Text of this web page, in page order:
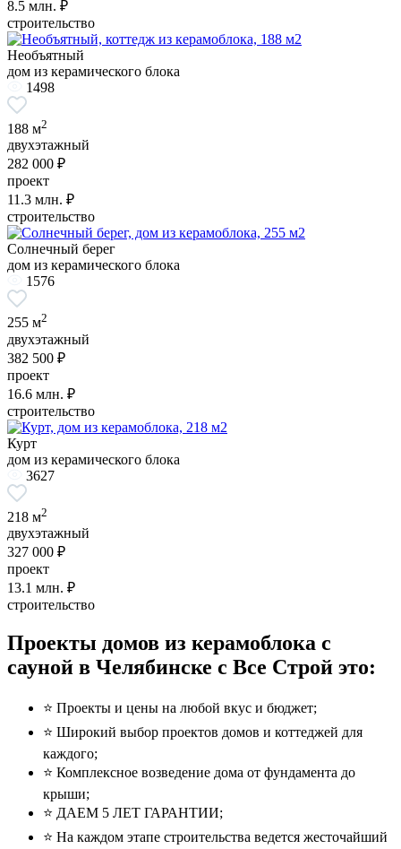
8.5 млн. ₽
строительство
Необъятный
дом из керамического блока
1498
188 м2
двухэтажный
282 000 ₽
проект
11.3 млн. ₽
строительство
Солнечный берег
дом из керамического блока
1576
255 м2
двухэтажный
382 500 ₽
проект
16.6 млн. ₽
строительство
Курт
дом из керамического блока
3627
218 м2
двухэтажный
327 000 ₽
проект
13.1 млн. ₽
строительство
Проекты домов из керамоблока с
сауной в Челябинске с Все Строй это:
⭐️ Проекты и цены на любой вкус и бюджет;
⭐️ Широкий выбор проектов домов и коттеджей для
каждого;
⭐️ Комплексное возведение дома от фундамента до
крыши;
⭐️ ДАЕМ 5 ЛЕТ ГАРАНТИИ;
⭐️ На каждом этапе строительства ведется жесточайший